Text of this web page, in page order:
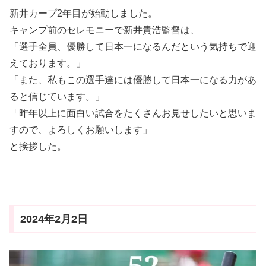
新井カープ2年目が始動しました。
キャンプ前のセレモニーで新井貴浩監督は、
「選手全員、優勝して日本一になるんだという気持ちで迎
えております。」
「また、私もこの選手達には優勝して日本一になる力があ
ると信じています。」
「昨年以上に面白い試合をたくさんお見せしたいと思いま
すので、よろしくお願いします」
と挨拶した。
2024年2月2日